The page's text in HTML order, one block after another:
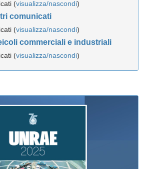
(visualizza/nascondi)
comunicati
(visualizza/nascondi)
commerciali e industriali
(visualizza/nascondi)